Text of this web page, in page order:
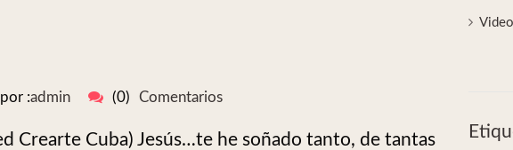
:admin (0) Comentarios
Crearte Cuba) Jesús…te he soñado tanto, de tantas